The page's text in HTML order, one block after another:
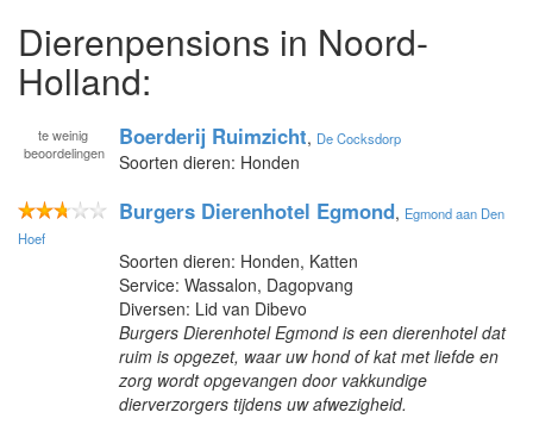
Dierenpensions in Noord-
Holland:
te weinig
beoordelingen
Boerderij Ruimzicht, De Cocksdorp
Soorten dieren: Honden
Burgers Dierenhotel Egmond, Egmond aan Den
Hoef
Soorten dieren: Honden, Katten
Service: Wassalon, Dagopvang
Diversen: Lid van Dibevo
Burgers Dierenhotel Egmond is een dierenhotel dat
ruim is opgezet, waar uw hond of kat met liefde en
zorg wordt opgevangen door vakkundige
dierverzorgers tijdens uw afwezigheid.